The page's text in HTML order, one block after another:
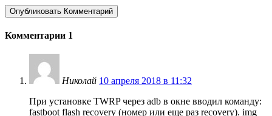
Комментарии 1
Николай 10 апреля 2018 в 11:32
При установке TWRP через adb в окне вводил команду:
fastboot flash recovery (номер или еще раз recovery). img